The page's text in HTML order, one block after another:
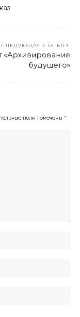
СЛЕДУЮЩАЯ СТАТЬЯ
«Архивирование
будущего»
поля помечены *